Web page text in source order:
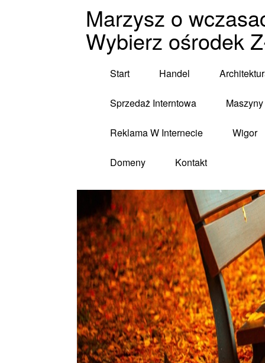
Marzysz o
Wybierz ośrodek
Start Handel
Sprzedaż Interntowa
Reklama W Internecie Wigor
Domeny Kontakt